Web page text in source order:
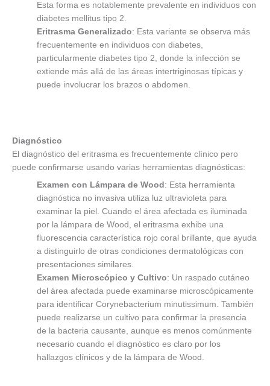
Esta forma es notablemente prevalente en individuos con
diabetes mellitus tipo 2.
Eritrasma Generalizado: Esta variante se observa más
frecuentemente en individuos con diabetes,
particularmente diabetes tipo 2, donde la infección se
extiende más allá de las áreas intertriginosas típicas y
puede involucrar los brazos o abdomen.
Diagnóstico
El diagnóstico del eritrasma es frecuentemente clínico pero
puede confirmarse usando varias herramientas diagnósticas:
Examen con Lámpara de Wood : Esta herramienta
diagnóstica no invasiva utiliza luz ultravioleta para
examinar la piel. Cuando el área afectada es iluminada
por la lámpara de Wood, el eritrasma exhibe una
fluorescencia característica rojo coral brillante, que ayuda
a distinguirlo de otras condiciones dermatológicas con
presentaciones similares.
Examen Microscópico y Cultivo: Un raspado cutáneo
del área afectada puede examinarse microscópicamente
para identificar Corynebacterium minutissimum. También
puede realizarse un cultivo para confirmar la presencia
de la bacteria causante, aunque es menos comúnmente
necesario cuando el diagnóstico es claro por los
hallazgos clínicos y de la lámpara de Wood.